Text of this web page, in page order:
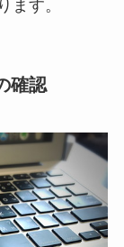
ます。
確認